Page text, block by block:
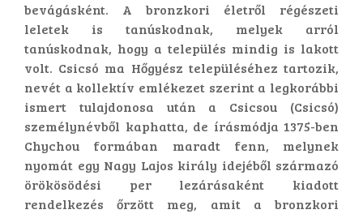
bevágásként. A bronzkori életről régészeti
leletek is tanúskodnak, melyek arról
tanúskodnak, hogy a település mindig is lakott
volt. Csicsó ma Hőgyész településéhez tartozik,
nevét a kollektív emlékezet szerint a legkorábbi
ismert tulajdonosa után a Csicsou (Csicsó)
személynévből kaphatta, de írásmódja 1375-ben
Chychou formában maradt fenn, melynek
nyomát egy Nagy Lajos király idejéből származó
örökösödési per lezárásaként kiadott
rendelkezés őrzött meg, amit a bronzkori